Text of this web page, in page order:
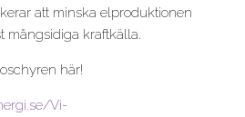
att minska elproduktionen
mångsidiga kraftkälla.
här!
Vi-